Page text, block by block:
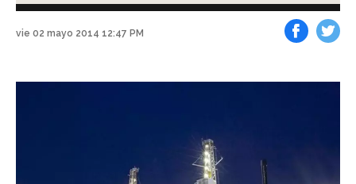
vie 02 mayo 2014 12:47 PM